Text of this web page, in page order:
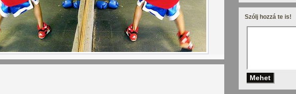
Szólj hozzá te is!